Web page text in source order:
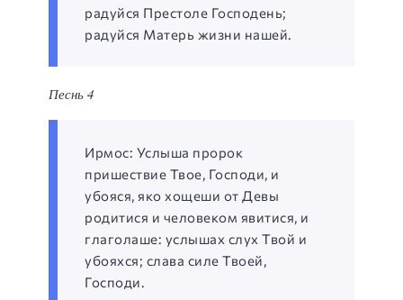
радуйся Престоле Господень;
радуйся Матерь жизни нашей.
Песнь 4
Ирмос: Услыша пророк
пришествие Твое, Господи, и
убояся, яко хощеши от Девы
родитися и человеком явитися, и
глаголаше: услышах слух Твой и
убояхся; слава силе Твоей,
Господи.